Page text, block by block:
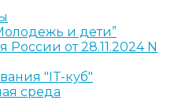
и дети”
от 28.11.2024 N
"IT-куб"
среда